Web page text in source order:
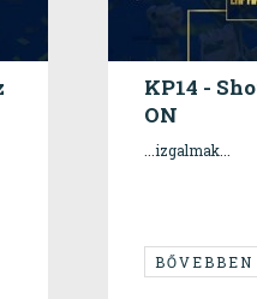
KP14 -
ON
...izgalmak...
BŐVEBBEN